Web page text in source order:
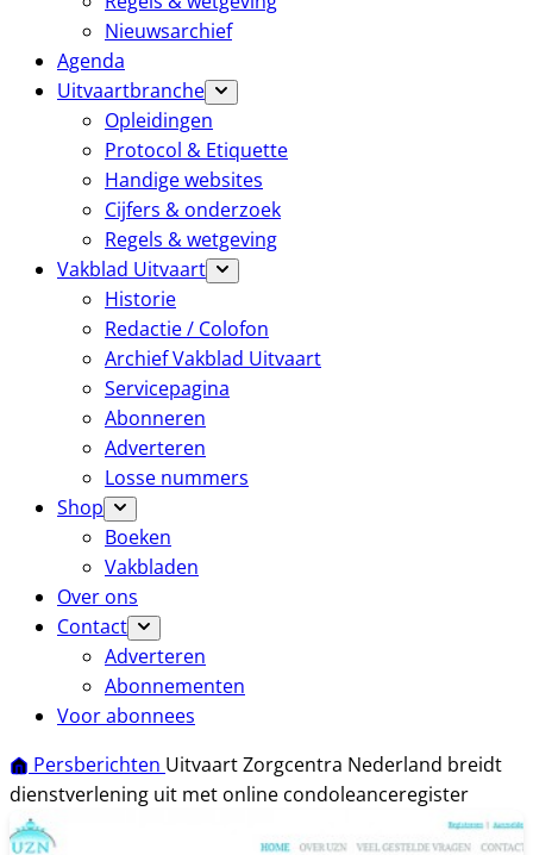
Nieuwsarchief
Agenda
Uitvaartbranche
Opleidingen
Protocol & Etiquette
Handige websites
Cijfers & onderzoek
Regels & wetgeving
Vakblad Uitvaart
Historie
Redactie / Colofon
Archief Vakblad Uitvaart
Servicepagina
Abonneren
Adverteren
Losse nummers
Shop
Boeken
Vakbladen
Over ons
Contact
Adverteren
Abonnementen
Voor abonnees
Persberichten Uitvaart Zorgcentra Nederland breidt
dienstverlening uit met online condoleanceregister